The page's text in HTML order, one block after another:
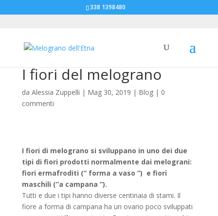
338 1398480
I fiori del melograno
da Alessia Zuppelli | Mag 30, 2019 | Blog| 0
commenti
I fiori di melograno si sviluppano in uno dei due
tipi di fiori prodotti normalmente dai melograni:
fiori ermafroditi (” forma a vaso ”) e fiori
maschili (”a campana ”).
Tutti e due i tipi hanno diverse centinaia di stami. Il
fiore a forma di campana ha un ovario poco sviluppati